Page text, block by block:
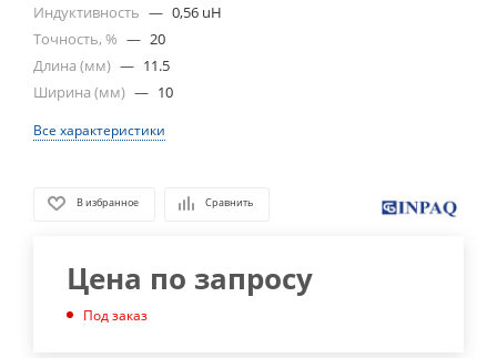
Индуктивность — 0,56 uH
Точность, % — 20
Длина (мм) — 11.5
Ширина (мм) — 10
Все характеристики
В избранное Сравнить
Цена по запросу
Под заказ